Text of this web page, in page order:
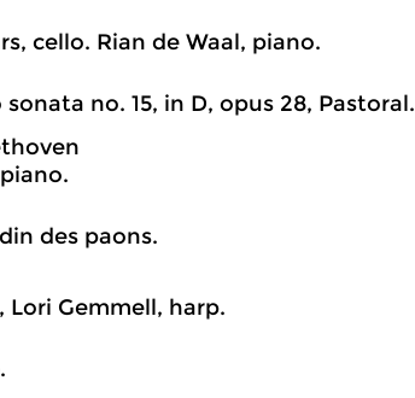
cello. Rian de Waal, piano.
sonata no. 15, in D, opus 28, Pastoral.
des paons.
Lori Gemmell, harp.